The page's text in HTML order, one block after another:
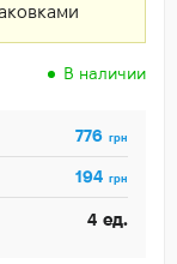
В наличии
776 грн
194 грн
4 ед.